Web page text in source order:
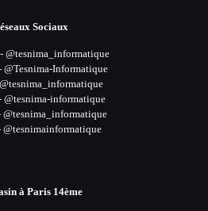
Sociaux
- @tesnima_informatique
@Tesnima-Informatique
informatique
@tesnima_informatique
@tesnimainformatique
à Paris 14ème